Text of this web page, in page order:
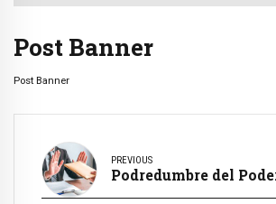
Post Banner
Post Banner
PREVIOUS
Podredumbre del